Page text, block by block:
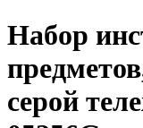
Набор
серой